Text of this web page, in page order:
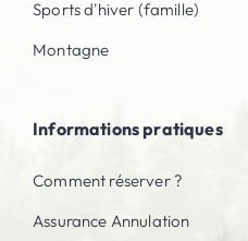
Sports d'hiver (famille)
Montagne
Informations pratiques
Comment réserver ?
Assurance Annulation